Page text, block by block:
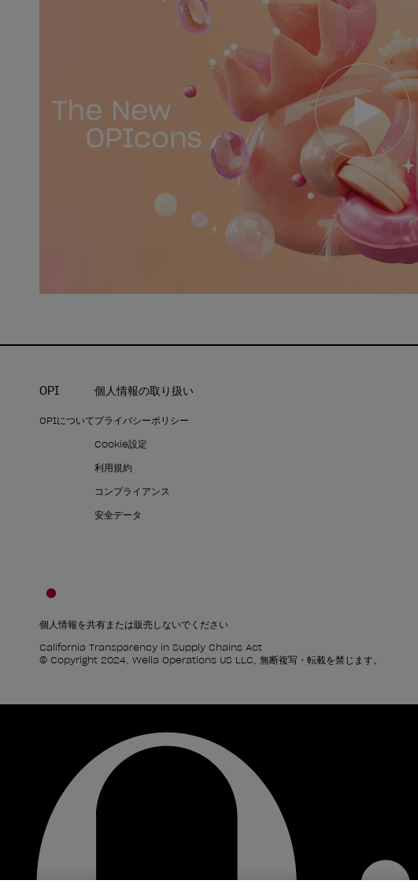
OPI
OPIについて
個人情報の取り扱い
プライバシーポリシー
Cookie設定
利用規約
コンプライアンス
安全データ
個人情報を共有または販売しないでください
California Transparency in Supply Chains Act
© Copyright 2024, Wella Operations US LLC, 無断複写・転載を禁じます。